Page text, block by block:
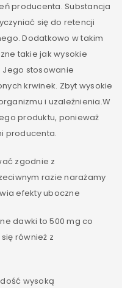
producenta. Substancja
się do retencji
Dodatkowo w takim
takie jak wysokie
Jego stosowanie
krwinek. Zbyt wysokie
i uzależnienia.W
produktu, ponieważ
producenta.
zgodnie z
razie narażamy
efekty uboczne
dawki to 500 mg co
również z
wysoką